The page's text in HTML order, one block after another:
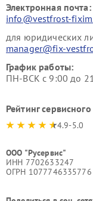
Электронная почта:
info@vestfrost-
для юридических
manager@fix-
График работы:
ПН-ВСК с 9:00 до
Рейтинг
4.9-5.0
ООО "Русервис"
ИНН 7702633247
ОГРН 1077746335776